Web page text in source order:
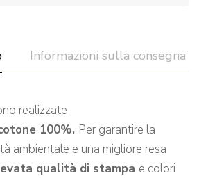
Informazioni sulla consegna
realizzate
100%. Per garantire la
ambientale e una migliore resa
qualità di stampa e colori